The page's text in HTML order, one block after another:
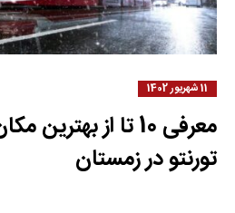
11 شهریور 1402
معرفی 10 تا از
تورنتو در زمستان